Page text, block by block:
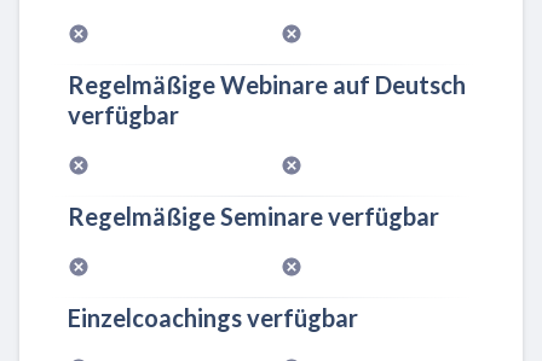
Regelmäßige Webinare auf Deutsch
verfügbar
Regelmäßige Seminare verfügbar
Einzelcoachings verfügbar